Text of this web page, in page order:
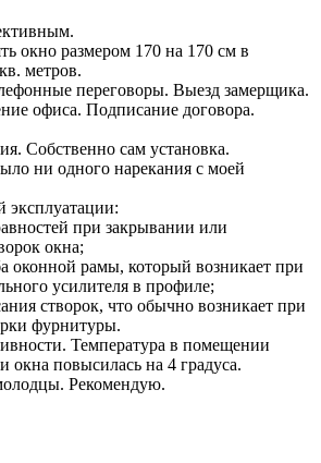
окно размером 170 на 170 см в
метров.
переговоры. Выезд замерщика.
офиса. Подписание договора.
Собственно сам установка.
ни одного нарекания с моей
эксплуатации:
при закрывании или
окна;
оконной рамы, который возникает при
усилителя в профиле;
створок, что обычно возникает при
фурнитуры.
Температура в помещении
окна повысилась на 4 градуса.
Рекомендую.